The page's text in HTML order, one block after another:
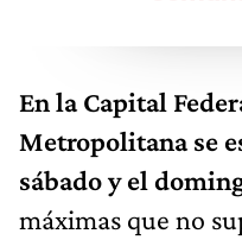
En la Capital
Metropolitana se
sábado y el
máximas que no